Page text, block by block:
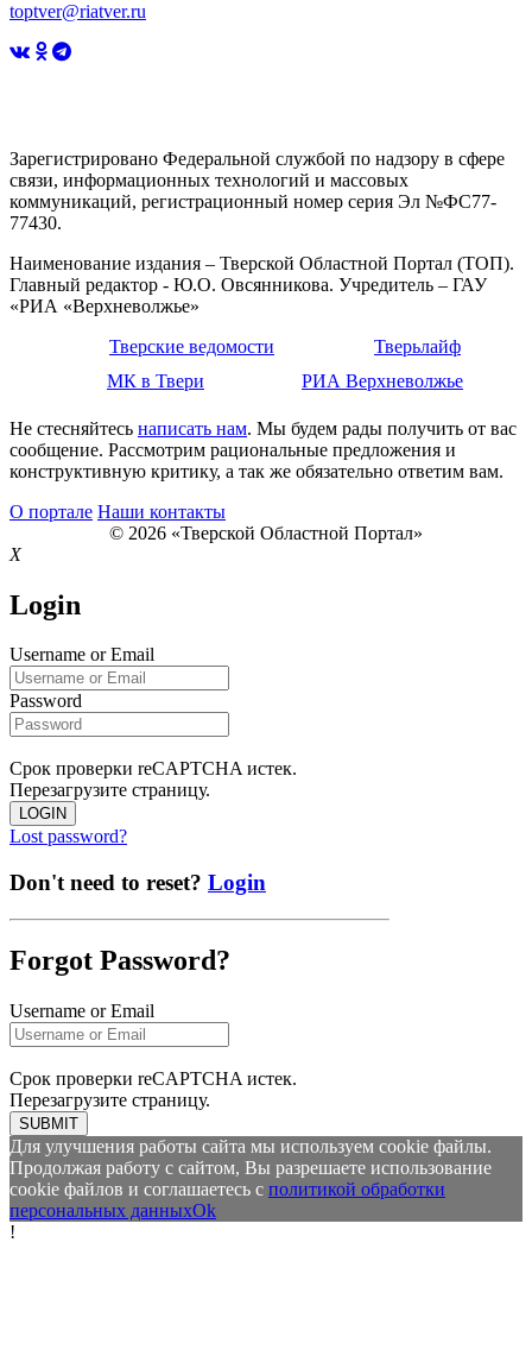
toptver@riatver.ru
Зарегистрировано Федеральной службой по надзору в сфере
связи, информационных технологий и массовых
коммуникаций, регистрационный номер серия Эл №ФС77-
77430.
Наименование издания – Тверской Областной Портал (ТОП).
Главный редактор - Ю.О. Овсянникова. Учредитель – ГАУ
«РИА «Верхневолжье»
Тверские ведомости
Тверьлайф
МК в Твери
РИА Верхневолжье
Не стесняйтесь написать нам. Мы будем рады получить от вас
сообщение. Рассмотрим рациональные предложения и
конструктивную критику, а так же обязательно ответим вам.
О портале Наши контакты
© 2026 «Тверской Областной Портал»
X
Login
Username or Email
Password
Срок проверки reCAPTCHA истек.
Перезагрузите страницу.
LOGIN
Lost password?
Don't need to reset? Login
Forgot Password?
Username or Email
Срок проверки reCAPTCHA истек.
Перезагрузите страницу.
SUBMIT
Для улучшения работы сайта мы используем cookie файлы.
Продолжая работу с сайтом, Вы разрешаете использование
cookie файлов и соглашаетесь с политикой обработки
персональных данныхOk
!